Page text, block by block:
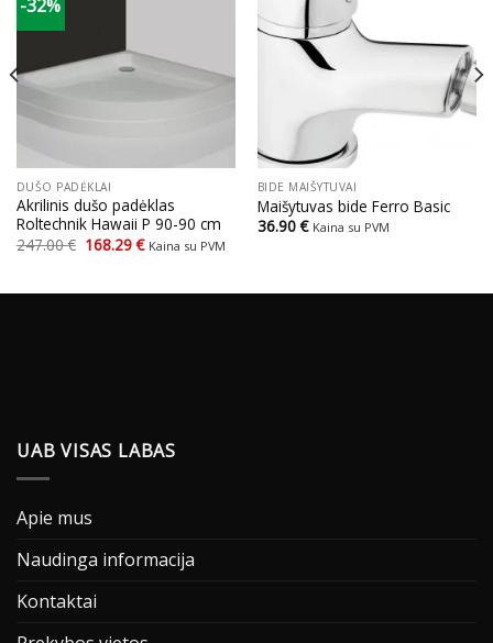
-32%
DUŠO PADĖKLAI
Akrilinis dušo padėklas
Roltechnik Hawaii P 90-90 cm
247.00€ Original
price
168.29€Current
price
Kaina su PVM
BIDE MAIŠYTUVAI
Maišytuvas bide Ferro Basic
36.90€ Kaina su PVM
UAB VISAS LABAS
Apie mus
Naudinga informacija
Kontaktai